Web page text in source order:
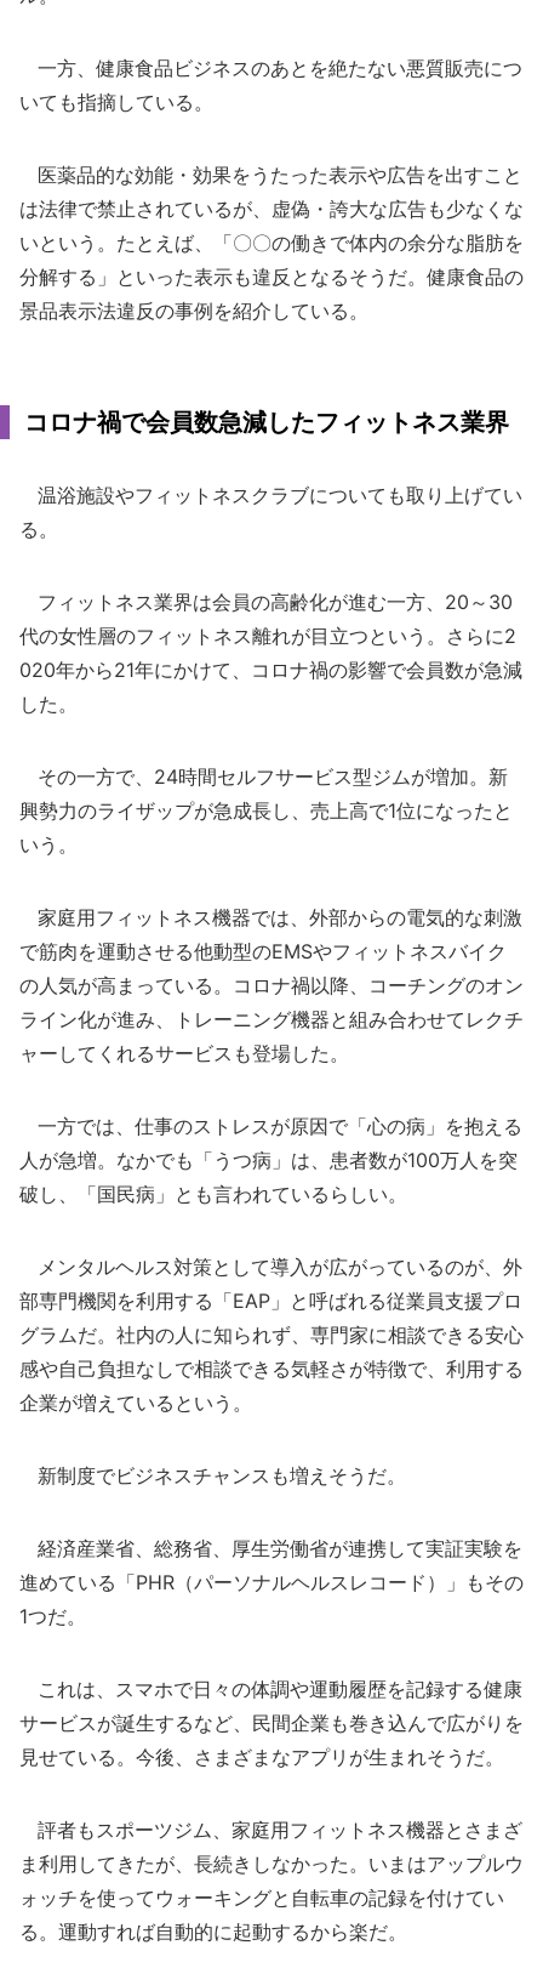
一方、健康食品ビジネスのあとを絶たない悪質販売につ
いても指摘している。
医薬品的な効能・効果をうたった表示や広告を出すこと
は法律で禁止されているが、虚偽・誇大な広告も少なくな
いという。たとえば、「〇〇の働きで体内の余分な脂肪を
分解する」といった表示も違反となるそうだ。健康食品の
景品表示法違反の事例を紹介している。
コロナ禍で会員数急減したフィットネス業界
温浴施設やフィットネスクラブについても取り上げてい
る。
フィットネス業界は会員の高齢化が進む一方、20～30
代の女性層のフィットネス離れが目立つという。さらに2
020年から21年にかけて、コロナ禍の影響で会員数が急減
した。
その一方で、24時間セルフサービス型ジムが増加。新
興勢力のライザップが急成長し、売上高で1位になったと
いう。
家庭用フィットネス機器では、外部からの電気的な刺激
で筋肉を運動させる他動型のEMSやフィットネスバイク
の人気が高まっている。コロナ禍以降、コーチングのオン
ライン化が進み、トレーニング機器と組み合わせてレクチ
ャーしてくれるサービスも登場した。
一方では、仕事のストレスが原因で「心の病」を抱える
人が急増。なかでも「うつ病」は、患者数が100万人を突
破し、「国民病」とも言われているらしい。
メンタルヘルス対策として導入が広がっているのが、外
部専門機関を利用する「EAP」と呼ばれる従業員支援プロ
グラムだ。社内の人に知られず、専門家に相談できる安心
感や自己負担なしで相談できる気軽さが特徴で、利用する
企業が増えているという。
新制度でビジネスチャンスも増えそうだ。
経済産業省、総務省、厚生労働省が連携して実証実験を
進めている「PHR（パーソナルヘルスレコード）」もその
1つだ。
これは、スマホで日々の体調や運動履歴を記録する健康
サービスが誕生するなど、民間企業も巻き込んで広がりを
見せている。今後、さまざまなアプリが生まれそうだ。
評者もスポーツジム、家庭用フィットネス機器とさまざ
ま利用してきたが、長続きしなかった。いまはアップルウ
ォッチを使ってウォーキングと自転車の記録を付けてい
る。運動すれば自動的に起動するから楽だ。